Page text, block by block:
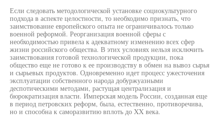
Если следовать методологической установке социокультурного
подхода в аспекте целостности, то необходимо признать, что
заимствование европейского опыта не ограничивалось только
военной реформой. Реорганизация военной сферы с
необходимостью привела к адекватному изменению всех сфер
жизни российского общества. В этих условиях нельзя исключить
заимствования готовой технологической продукции, пока
общество еще не готово к ее производству в обмен на вывоз сырья
и сырьевых продуктов. Одновременно идет процесс ужесточения
эксплуатации собственного народа добуржуазными
деспотическими методами, растущая централизация и
бюрократизация власти. Имперская модель России, созданная еще
в период петровских реформ, была, естественно, противоречива,
но и способна к саморазвитию вплоть до XX века.